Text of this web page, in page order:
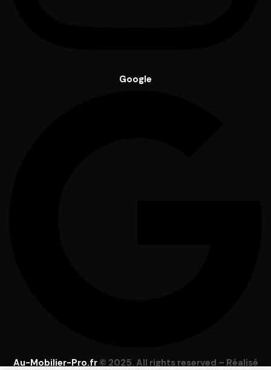
Google
Au-Mobilier-Pro.fr© 2025. All rights reserved – Réalisé